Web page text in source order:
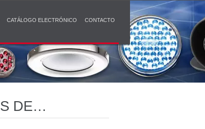
CATÁLOGO ELECTRÓNICO CONTACTO
DE